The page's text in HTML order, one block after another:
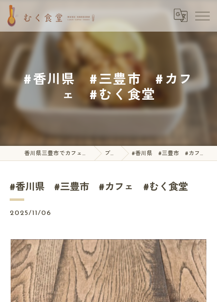
#香川県 #三豊市 #カフ
ェ #むく食堂
香川県三豊市でカフェならむく食堂 ブログ #香川県 #三豊市 #カフェ #むく食堂
#香川県 #三豊市 #カフェ #むく食堂
2025/11/06